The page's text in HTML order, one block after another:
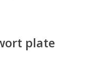
plate